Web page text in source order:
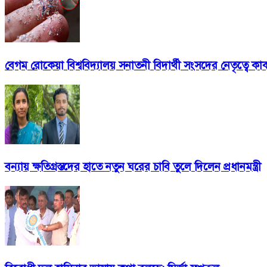
বেগম রোকেয়া বিশ্ববিদ্যালয় সনাতনী বিদার্থী সংসদের নেতৃত্বে
বন্যায় ক্ষতিগ্রস্তদের হাতে নতুন ঘরের চাবি তুলে দিলেন প্রধানমন্ত্রী